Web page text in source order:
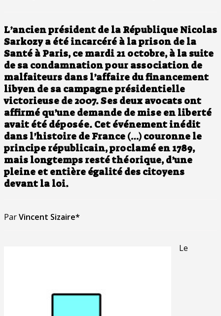
L’ancien président de la République Nicolas
Sarkozy a été incarcéré à la prison de la
Santé à Paris, ce mardi 21 octobre, à la suite
de sa condamnation pour association de
malfaiteurs dans l’affaire du financement
libyen de sa campagne présidentielle
victorieuse de 2007. Ses deux avocats ont
affirmé qu’une demande de mise en liberté
avait été déposée. Cet événement inédit
dans l’histoire de France (…) couronne le
principe républicain, proclamé en 1789,
mais longtemps resté théorique, d’une
pleine et entière égalité des citoyens
devant la loi.
ParVincent Sizaire*
Le